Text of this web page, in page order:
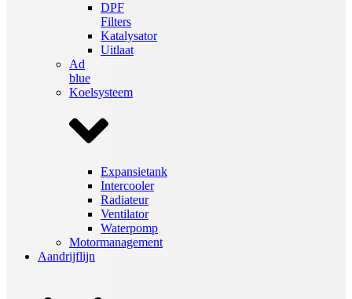
DPF
Filters
Katalysator
Uitlaat
Ad
blue
Koelsysteem
Expansietank
Intercooler
Radiateur
Ventilator
Waterpomp
Motormanagement
Aandrijflijn